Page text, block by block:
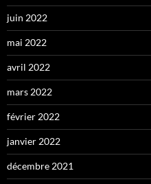
juin 2022
mai 2022
avril 2022
mars 2022
février 2022
janvier 2022
décembre 2021